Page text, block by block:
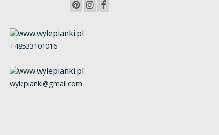
+48533101016
wylepianki@gmail.com